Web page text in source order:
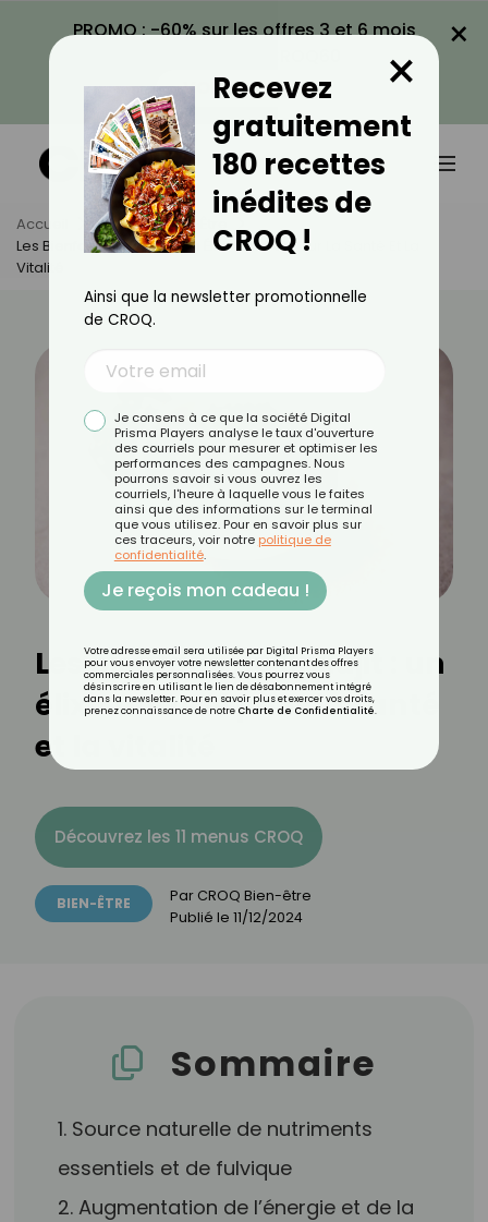
PROMO : -60% sur les offres 3 et 6 mois
VOIR LA PROMO
×
Accueil Actus
Bien-Être
Les Bienfaits Du Shilajit : Un Élixir Naturel Pour La Santé Et La
Vitalité
Les bienfaits du Shilajit : un
élixir naturel pour la santé
et la vitalité
Découvrez les 11 menus CROQ
BIEN-ÊTRE Par CROQ Bien-être
Publié le 11/12/2024
Sommaire
1. Source naturelle de nutriments
essentiels et de fulvique
2. Augmentation de l’énergie et de la
Recevez
gratuitement
180 recettes
inédites de
CROQ !
×
Ainsi que la newsletter promotionnelle
de CROQ.
Je consens à ce que la société Digital
Prisma Players analyse le taux d'ouverture
des courriels pour mesurer et optimiser les
performances des campagnes. Nous
pourrons savoir si vous ouvrez les
courriels, l'heure à laquelle vous le faites
ainsi que des informations sur le terminal
que vous utilisez. Pour en savoir plus sur
ces traceurs, voir notre politique de
confidentialité.
Je reçois mon cadeau !
Votre adresse email sera utilisée par Digital Prisma Players
pour vous envoyer votre newsletter contenant des offres
commerciales personnalisées. Vous pourrez vous
désinscrire en utilisant le lien de désabonnement intégré
dans la newsletter. Pour en savoir plus et exercer vos droits,
prenez connaissance de notre Charte de Confidentialité.